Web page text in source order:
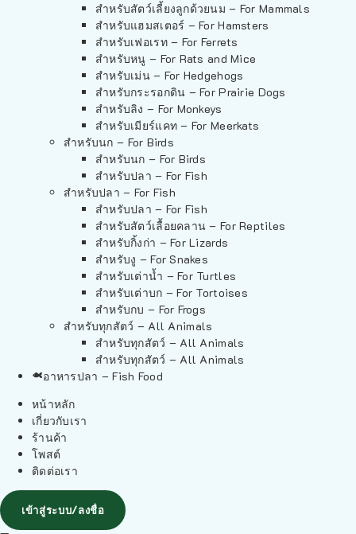
สำหรับสัตว์เลี้ยงลูกด้วยนม – For Mammals
สำหรับแฮมสเตอร์ – For Hamsters
สำหรับเฟอเรท – For Ferrets
สำหรับหนู – For Rats and Mice
สำหรับเม่น – For Hedgehogs
สำหรับกระรอกดิน – For Prairie Dogs
สำหรับลิง – For Monkeys
สำหรับเมียร์แคท – For Meerkats
สำหรับนก – For Birds
สำหรับนก – For Birds
สำหรับปลา – For Fish
สำหรับปลา – For Fish
สำหรับปลา – For Fish
สำหรับสัตว์เลื้อยคลาน – For Reptiles
สำหรับกิ้งก่า – For Lizards
สำหรับงู – For Snakes
สำหรับเต่าน้ำ – For Turtles
สำหรับเต่าบก – For Tortoises
สำหรับกบ – For Frogs
สำหรับทุกสัตว์ – All Animals
สำหรับทุกสัตว์ – All Animals
สำหรับทุกสัตว์ – All Animals
อาหารปลา – Fish Food
หน้าหลัก
เกี่ยวกับเรา
ร้านค้า
โพสต์
ติดต่อเรา
เข้าสู่ระบบ/ลงชื่อ